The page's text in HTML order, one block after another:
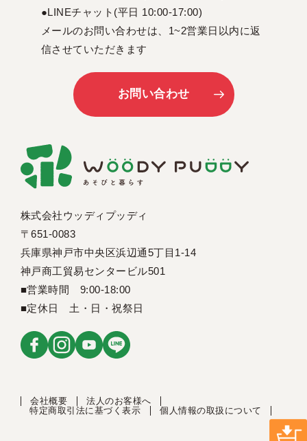
株式会社ウッディプッディ
〒651-0083
兵庫県神戸市中央区浜辺通5丁目1-14
神戸商工貿易センタービル501
■営業時間 9:00-18:00
■定休日 土・日・祝祭日
●LINEチャット(平日 10:00-17:00)
メールのお問い合わせは、1~2営業日以内に返
信させていただきます
お問い合わせ
会社概要
法人のお客様へ
特定商取引法に基づく表示
個人情報の取扱について